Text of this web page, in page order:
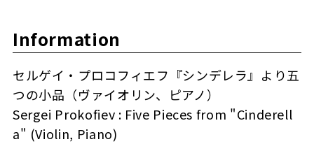
Information
セルゲイ・プロコフィエフ『シンデレラ』より五
つの小品（ヴァイオリン、ピアノ）
Sergei Prokofiev : Five Pieces from "Cinderell
a" (Violin, Piano)